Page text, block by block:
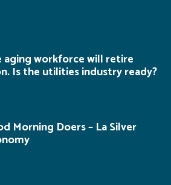
aging workforce will retire
Is the utilities industry ready?
Morning Doers – La Silver